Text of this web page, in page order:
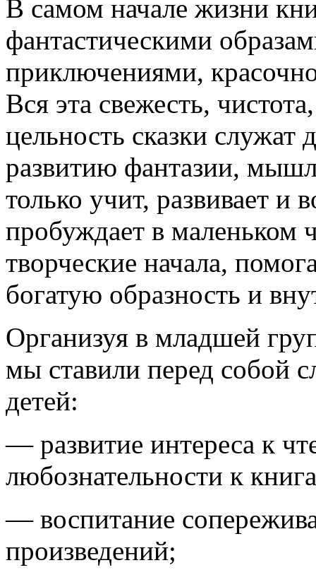
В самом начале жизни
фантастическими
приключениями,
Вся эта свежесть,
цельность сказки
развитию фантазии,
только учит, развивает и
пробуждает в маленьком
творческие начала,
богатую образность и
Организуя в младшей
мы ставили перед собой
детей:
— развитие интереса к
любознательности к
— воспитание
произведений;